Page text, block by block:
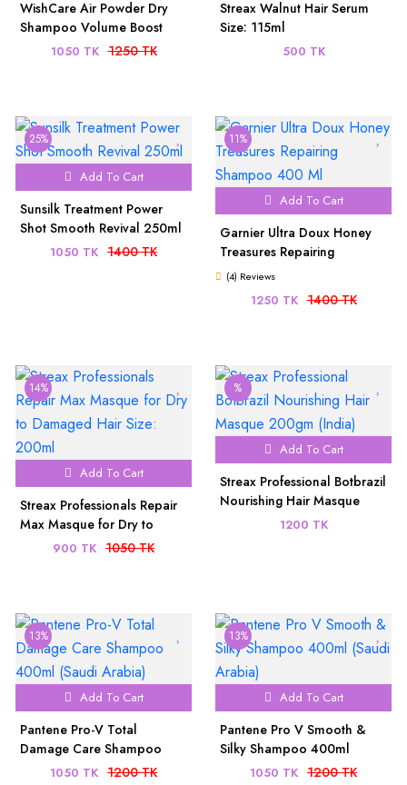
WishCare Air Powder Dry
Shampoo Volume Boost
1050 TK 1250 TK
Streax Walnut Hair Serum
Size: 115ml
500 TK
25%
Add To Cart
Sunsilk Treatment Power
Shot Smooth Revival 250ml
1050 TK 1400 TK
11%
Add To Cart
Garnier Ultra Doux Honey
Treasures Repairing
Shampoo 400 Ml
(4) Reviews
1250 TK 1400 TK
14%
Add To Cart
Streax Professionals Repair
Max Masque for Dry to
Damaged Hair Size: 200ml
900 TK 1050 TK
%
Add To Cart
Streax Professional Botbrazil
Nourishing Hair Masque
200gm (India)1200 TK
13%
Add To Cart
Pantene Pro-V Total
Damage Care Shampoo
400ml (Saudi Arabia)
1050 TK 1200 TK
13%
Add To Cart
Pantene Pro V Smooth &
Silky Shampoo 400ml
(Saudi Arabia)
1050 TK 1200 TK